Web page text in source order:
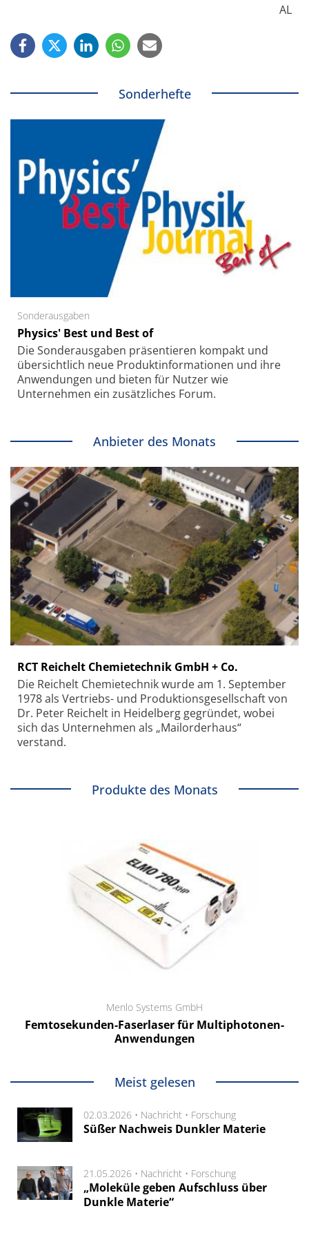
AL
Sonderhefte
Sonderausgaben
Physics' Best und Best of
Die Sonder­ausgaben präsentieren kompakt und
übersichtlich neue Produkt­informationen und ihre
Anwendungen und bieten für Nutzer wie
Unternehmen ein zusätzliches Forum.
Anbieter des Monats
RCT Reichelt Chemietechnik GmbH + Co.
Die Reichelt Chemietechnik wurde am 1. September
1978 als Vertriebs- und Produktionsgesellschaft von
Dr. Peter Reichelt in Heidelberg gegründet, wobei
sich das Unternehmen als „Mailorderhaus“
verstand.
Produkte des Monats
Menlo Systems GmbH
Femtosekunden-Faserlaser für Multiphotonen-
Anwendungen
Meist gelesen
02.03.2026 • Nachricht • Forschung
Süßer Nachweis Dunkler Materie
21.05.2026 • Nachricht • Forschung
„Moleküle geben Aufschluss über
Dunkle Materie“